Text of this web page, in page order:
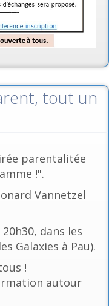
tout un
parentalitée
!".
Vannetzel
dans les
Galaxies à Pau).
!
autour